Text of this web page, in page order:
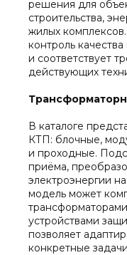
решения для
строительства,
жилых
контроль
и соответствует
действующих
В каталоге
КТП: блочные,
и проходные.
приёма,
электроэнергии
модель может
устройствами
позволяет
конкретные